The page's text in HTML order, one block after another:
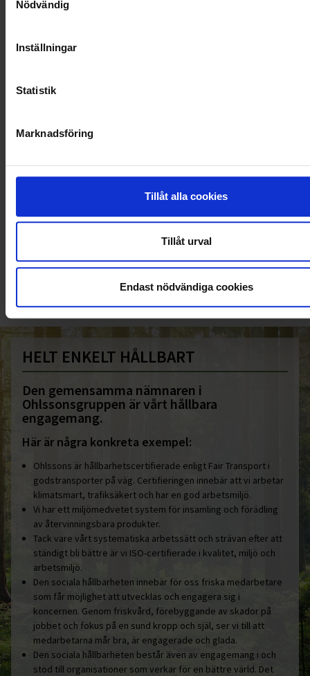
Nödvändig
Inställningar
Statistik
Marknadsföring
Tillåt alla cookies
Tillåt urval
Endast nödvändiga cookies
KUNDTJÄNST
info@ohlssons.se
HELT ENKELT HÅLLBART
Den gemensamma nämnaren i
Ohlssonsgruppen är vårt hållbara
engagemang.
Här är några konkreta exempel:
Ohlssons är hållbarhetscertifierade enligt Fair Transport i
godstransporter på väg. Certifieringen innebär att vi arbetar
klimatsmart, trafiksäkert och har en god arbetsmiljö.
Vi har ett miljömedvetet system för insamling och förädling
av återvinningsbara produkter.
Tack vare vårt systematiska arbetssätt och strävan efter att
ständigt bli bättre är vi ISO-certifierade i kvalitet, miljö och
arbetsmiljö.
Den sociala hållbarheten innebär för oss friska medarbetare
som får möjlighet att utvecklas och engagera sig i
koncernen. Genom friskvård, förebyggande av skador på
jobbet och fokus på en sund kropp och själ, ser vi till att
medarbetarna mår bra, är engagerade och glada.
Den sociala hållbarheten består även av engagemang i och
stöd till organisationer som verkar för en bättre värld. Det